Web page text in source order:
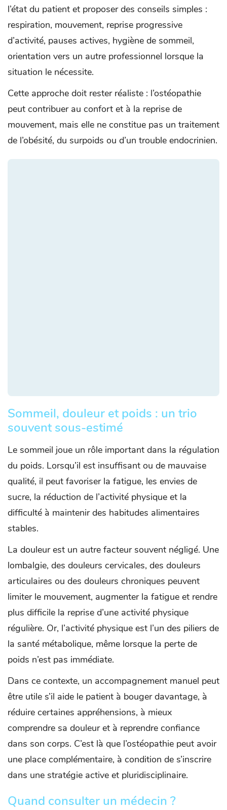
l’état du patient et proposer des conseils simples :
respiration, mouvement, reprise progressive
d’activité, pauses actives, hygiène de sommeil,
orientation vers un autre professionnel lorsque la
situation le nécessite.
Cette approche doit rester réaliste : l’ostéopathie
peut contribuer au confort et à la reprise de
mouvement, mais elle ne constitue pas un traitement
de l’obésité, du surpoids ou d’un trouble endocrinien.
Sommeil, douleur et poids : un trio
souvent sous-estimé
Le sommeil joue un rôle important dans la régulation
du poids. Lorsqu’il est insuffisant ou de mauvaise
qualité, il peut favoriser la fatigue, les envies de
sucre, la réduction de l’activité physique et la
difficulté à maintenir des habitudes alimentaires
stables.
La douleur est un autre facteur souvent négligé. Une
lombalgie, des douleurs cervicales, des douleurs
articulaires ou des douleurs chroniques peuvent
limiter le mouvement, augmenter la fatigue et rendre
plus difficile la reprise d’une activité physique
régulière. Or, l’activité physique est l’un des piliers de
la santé métabolique, même lorsque la perte de
poids n’est pas immédiate.
Dans ce contexte, un accompagnement manuel peut
être utile s’il aide le patient à bouger davantage, à
réduire certaines appréhensions, à mieux
comprendre sa douleur et à reprendre confiance
dans son corps. C’est là que l’ostéopathie peut avoir
une place complémentaire, à condition de s’inscrire
dans une stratégie active et pluridisciplinaire.
Quand consulter un médecin ?